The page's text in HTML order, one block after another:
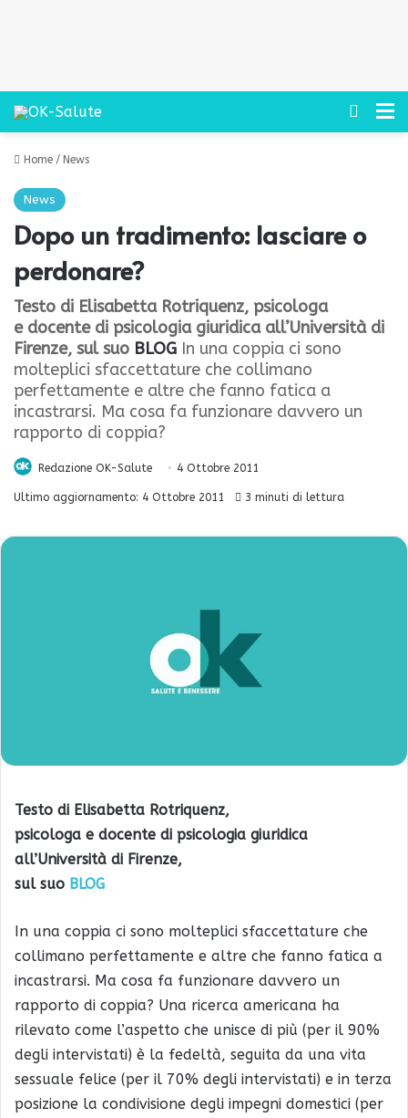
Cerca
Home / News
News
Dopo un tradimento: lasciare o
perdonare?
Testo di Elisabetta Rotriquenz, psicologa
e docente di psicologia giuridica all’Università di
Firenze, sul suo BLOG In una coppia ci sono
molteplici sfaccettature che collimano
perfettamente e altre che fanno fatica a
incastrarsi. Ma cosa fa funzionare davvero un
rapporto di coppia?
Redazione OK-Salute 4 Ottobre 2011
Ultimo aggiornamento: 4 Ottobre 2011 3 minuti di lettura
Testo di Elisabetta Rotriquenz,
psicologa e docente di psicologia giuridica
all’Università di Firenze,
sul suo BLOG
In una coppia ci sono molteplici sfaccettature che
collimano perfettamente e altre che fanno fatica a
incastrarsi. Ma cosa fa funzionare davvero un
rapporto di coppia? Una ricerca americana ha
rilevato come l’aspetto che unisce di più (per il 90%
degli intervistati) è la fedeltà, seguita da una vita
sessuale felice (per il 70% degli intervistati) e in terza
posizione la condivisione degli impegni domestici (per